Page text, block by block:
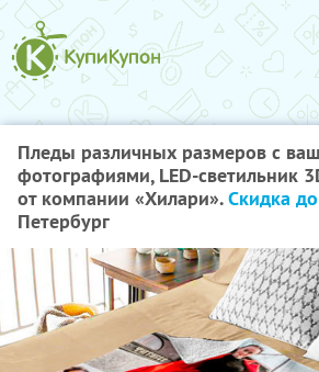
Пледы различных размеров с
фотографиями, LED-светильник
от компании «Хилари».Скидка
Петербург